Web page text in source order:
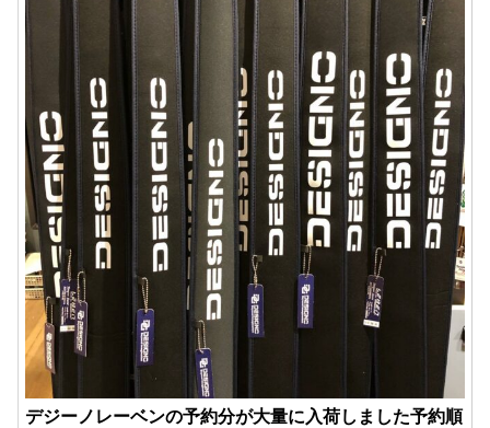
デジーノレーベンの予約分が大量に入荷しました予約順